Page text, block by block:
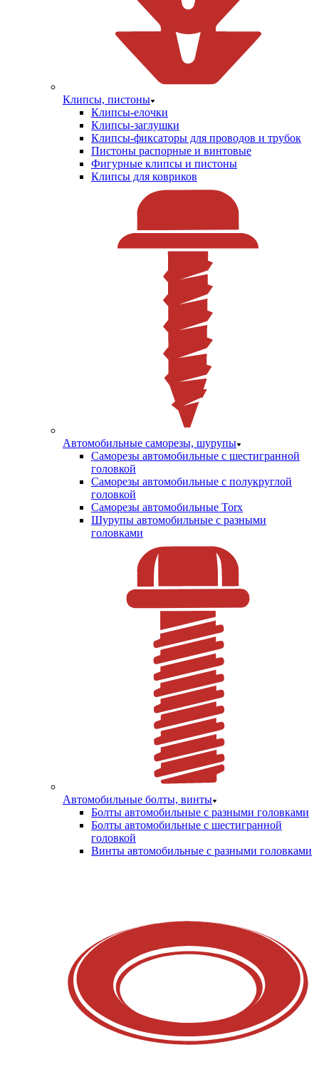
Клипсы, пистоны
Клипсы-елочки
Клипсы-заглушки
Клипсы-фиксаторы для проводов и трубок
Пистоны распорные и винтовые
Фигурные клипсы и пистоны
Клипсы для ковриков
Автомобильные саморезы, шурупы
Саморезы автомобильные с шестигранной
головкой
Саморезы автомобильные с полукруглой
головкой
Саморезы автомобильные Torx
Шурупы автомобильные с разными
головками
Автомобильные болты, винты
Болты автомобильные с разными головками
Болты автомобильные с шестигранной
головкой
Винты автомобильные с разными головками